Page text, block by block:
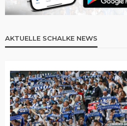
AKTUELLE SCHALKE NEWS